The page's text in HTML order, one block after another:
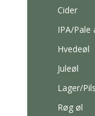
Cider
IPA/Pale
Hvedeøl
Juleøl
Lager/
Røg øl